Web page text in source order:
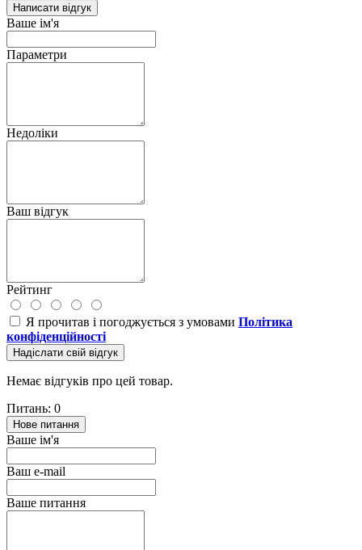
Написати відгук
Ваше ім'я
Параметри
Недоліки
Ваш відгук
Рейтинг
Я прочитав і погоджується з умовами Політика
конфіденційності
Надіслати свій відгук
Немає відгуків про цей товар.
Питань: 0
Нове питання
Ваше ім'я
Ваш e-mail
Ваше питання